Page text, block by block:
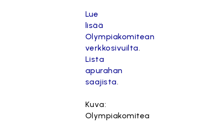
Lue
lisää
Olympiakomitean
verkkosivuilta.
Lista
apurahan
saajista.
Kuva:
Olympiakomitea